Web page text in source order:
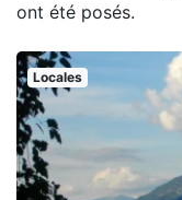
ont été posés.
Locales